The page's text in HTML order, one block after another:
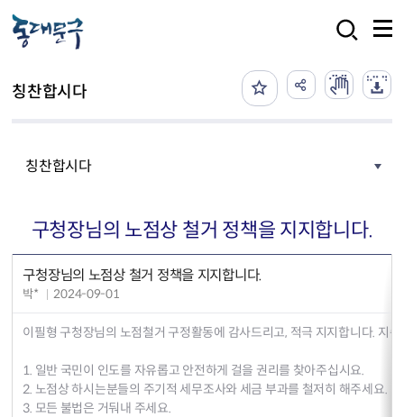
칭찬합시다
칭찬합시다
구청장님의 노점상 철거 정책을 지지합니다.
구청장님의 노점상 철거 정책을 지지합니다.
박* 2024-09-01
이필형 구청장님의 노점철거 구정활동에 감사드리고, 적극 지지합니다. 지
1. 일반 국민이 인도를 자유롭고 안전하게 걸을 권리를 찾아주십시요.
2. 노점상 하시는분들의 주기적 세무조사와 세금 부과를 철저히 해주세요.
3. 모든 불법은 거둬내 주세요.